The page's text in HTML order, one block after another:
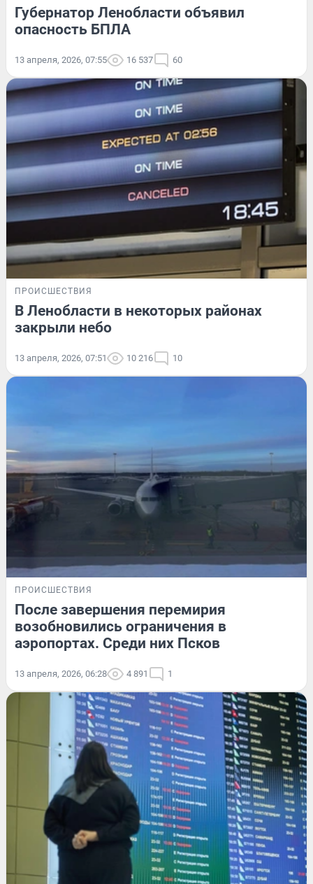
Губернатор Ленобласти объявил
опасность БПЛА
13 апреля, 2026, 07:55 16 537 60
ПРОИСШЕСТВИЯ
В Ленобласти в некоторых районах
закрыли небо
13 апреля, 2026, 07:51 10 216 10
ПРОИСШЕСТВИЯ
После завершения перемирия
возобновились ограничения в
аэропортах. Среди них Псков
13 апреля, 2026, 06:28 4 891 1